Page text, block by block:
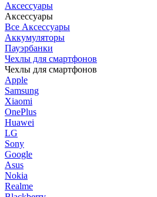
Аксессуары
Аксессуары
Все Аксессуары
Аккумуляторы
Пауэрбанки
Чехлы для смартфонов
Чехлы для смартфонов
Apple
Samsung
Xiaomi
OnePlus
Huawei
LG
Sony
Google
Asus
Nokia
Realme